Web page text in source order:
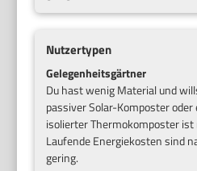
Nutzertypen
Gelegenheitsgärtner
Du hast wenig Material und
passiver Solar-Komposter
isolierter Thermokomposter
Laufende Energiekosten sind
gering.